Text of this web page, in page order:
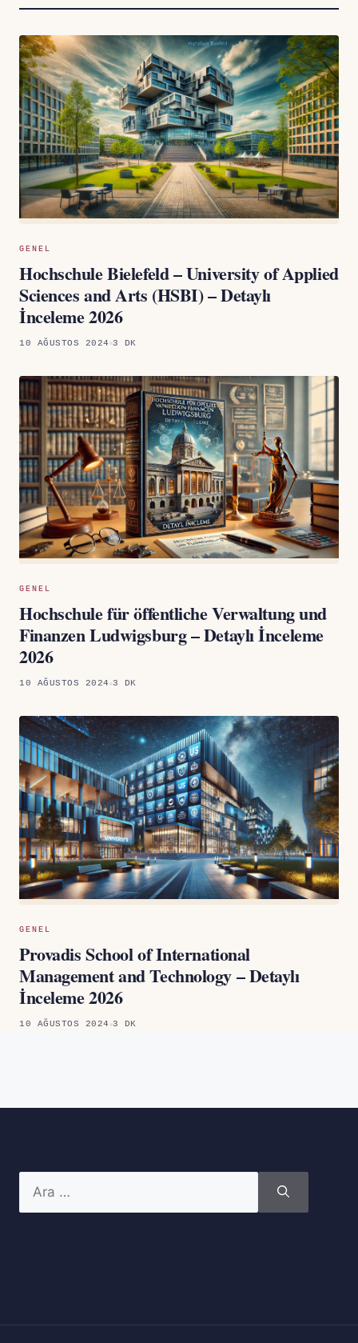
GENEL
Hochschule Bielefeld – University of Applied
Sciences and Arts (HSBI) – Detaylı
İnceleme 2026
10 AĞUSTOS 2024 3 DK
GENEL
Hochschule für öffentliche Verwaltung und
Finanzen Ludwigsburg – Detaylı İnceleme
2026
10 AĞUSTOS 2024 3 DK
GENEL
Provadis School of International
Management and Technology – Detaylı
İnceleme 2026
10 AĞUSTOS 2024 3 DK
ara